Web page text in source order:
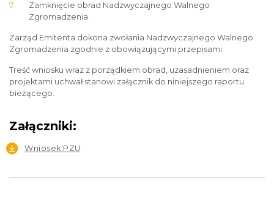
Zamknięcie obrad Nadzwyczajnego Walnego
Zgromadzenia.
Zarząd Emitenta dokona zwołania Nadzwyczajnego Walnego
Zgromadzenia zgodnie z obowiązującymi przepisami.
Treść wniosku wraz z porządkiem obrad, uzasadnieniem oraz
projektami uchwał stanowi załącznik do niniejszego raportu
bieżącego.
Załączniki:
Wniosek PZU